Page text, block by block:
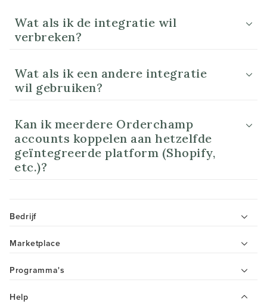
Wat als ik de integratie wil
verbreken?
Wat als ik een andere integratie
wil gebruiken?
Kan ik meerdere Orderchamp
accounts koppelen aan hetzelfde
geïntegreerde platform (Shopify,
etc.)?
Bedrijf
Marketplace
Programma's
Help